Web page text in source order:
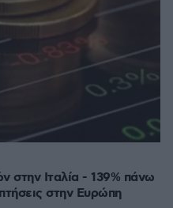
στην Ιταλία - 139% πάνω
στην Ευρώπη